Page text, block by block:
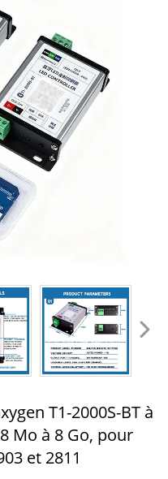
T1-2000S-BT à
Mo à 8 Go, pour
et 2811